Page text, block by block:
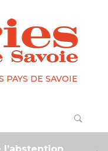
PAYS DE SAVOIE
2 mois